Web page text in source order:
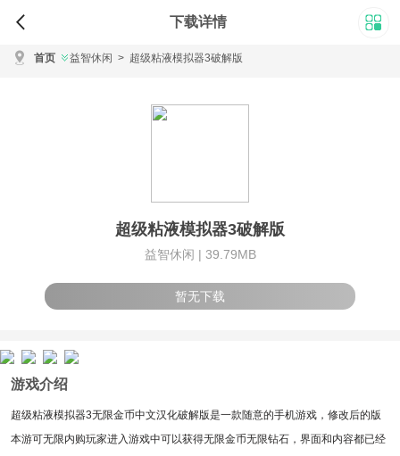
下载详情
首页 益智休闲 > 超级粘液模拟器3破解版
超级粘液模拟器3破解版
益智休闲 | 39.79MB
暂无下载
游戏介绍
超级粘液模拟器3无限金币中文汉化破解版是一款随意的手机游戏，修改后的版
本游可无限内购玩家进入游戏中可以获得无限金币无限钻石，界面和内容都已经